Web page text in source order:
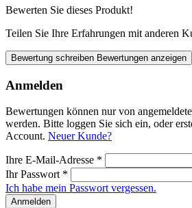
Bewerten Sie dieses Produkt!
Teilen Sie Ihre Erfahrungen mit anderen
Bewertung schreiben Bewertungen anzeigen
Anmelden
Bewertungen können nur von
werden. Bitte loggen Sie sich ein, oder
Account. Neuer Kunde?
Ihre E-Mail-Adresse *
Ihr Passwort *
Ich habe mein Passwort vergessen.
Anmelden